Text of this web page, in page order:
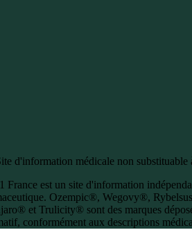
d'information médicale non substituable
France est un site d'information
Ozempic®, Wegovy®,
et Trulicity® sont des marques
conformément aux descriptions